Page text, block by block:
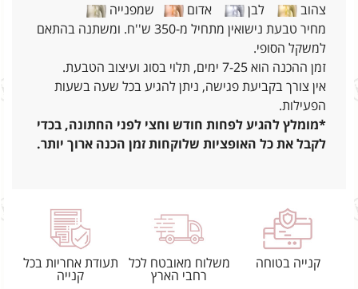
צהוב
לבן אדום
שמפנייה
מחיר טבעת נישואין מתחיל מ-350 ש''ח. ומשתנה בהתאם
למשקל הסופי.
זמן ההכנה הוא 7-25 ימים, תלוי בסוג ועיצוב הטבעת.
אין צורך בקביעת פגישה, ניתן להגיע בכל שעה בשעות
הפעילות.
*מומלץ להגיע לפחות חודש וחצי לפני החתונה, בכדי
לקבל את כל האופציות שלוקחות זמן הכנה ארוך יותר.
קנייה בטוחה
משלוח מאובטח לכל
רחבי הארץ
תעודת אחריות בכל
קנייה